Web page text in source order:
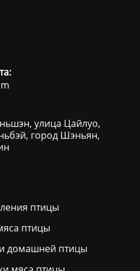
улица Цайлуо,
город Шэньян,
птицы
птицы
домашней птицы